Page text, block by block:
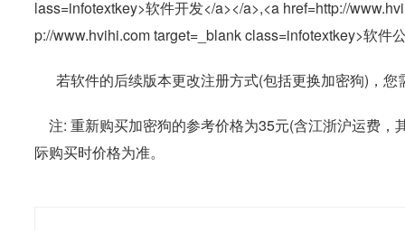
若软件的后续版本更改注册方式(包括更换加密狗)，您
注: 重新购买加密狗的参考价格为35元(含江浙沪运费
际购买时价格为准。